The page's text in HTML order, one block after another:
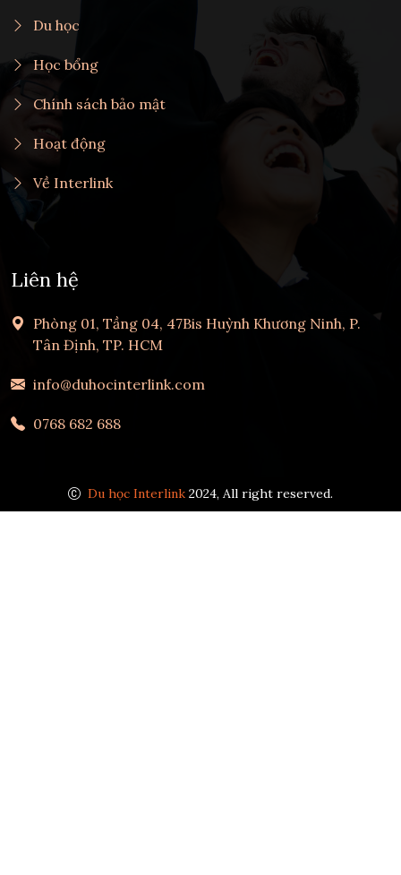
Du học
Học bổng
Chính sách bảo mật
Hoạt động
Về Interlink
Liên hệ
Phòng 01, Tầng 04, 47Bis Huỳnh Khương Ninh, P.
Tân Định, TP. HCM
info@duhocinterlink.com
0768 682 688
Du học Interlink 2024, All right reserved.